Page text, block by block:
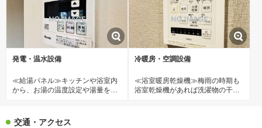
発電・温水設備
≪給湯パネル≫キッチンや浴室内
から、お湯の温度設定や湯量を簡
冷暖房・空調設備
≪浴室暖房乾燥機≫梅雨の時期も
浴室乾燥機があれば洗濯物の干し
交通・アクセス